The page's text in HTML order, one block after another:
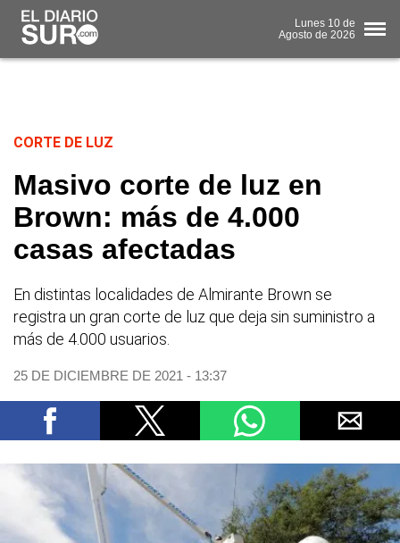
Lunes 10 de
Agosto de 2026
CORTE DE LUZ
Masivo corte de luz en
Brown: más de 4.000
casas afectadas
En distintas localidades de Almirante Brown se
registra un gran corte de luz que deja sin suministro a
más de 4.000 usuarios.
25 DE DICIEMBRE DE 2021 - 13:37